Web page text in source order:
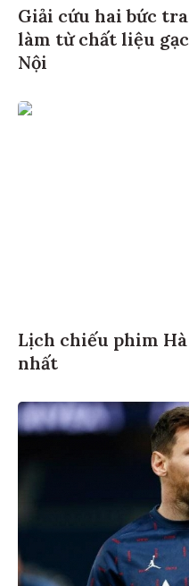
Giải cứu hai bức
làm từ chất liệu
Nội
Lịch chiếu phim Hà
nhất